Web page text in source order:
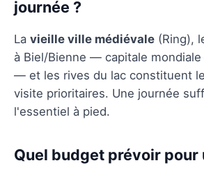
journée ?
La vieille ville médiévale (Ring),
à Biel/Bienne — capitale
— et les rives du lac constituent
visite prioritaires. Une journée
l'essentiel à pied.
Quel budget prévoir pour